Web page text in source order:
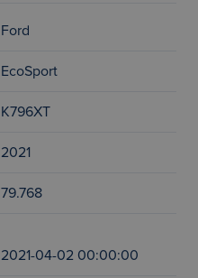
Ford
EcoSport
K796XT
2021
79.768
2021-04-02 00:00:00